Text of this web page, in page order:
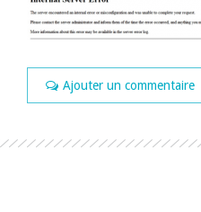
Ajouter un commentaire